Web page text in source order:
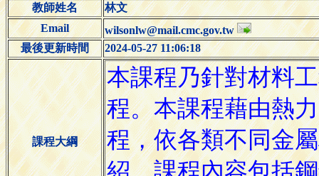
教師姓名
林文
Email
wilsonlw@mail.cmc.gov.tw
最後更新時間
2024-05-27 11:06:18
課程大綱